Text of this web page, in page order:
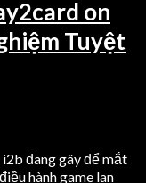
on
Tuyệt
đang gây để mắt
hành game lan